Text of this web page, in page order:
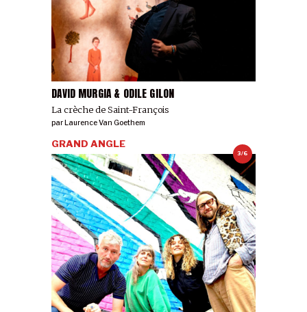
DAVID MURGIA & ODILE GILON
La crèche de Saint-François
parLaurence Van Goethem
3/6
GRAND ANGLE